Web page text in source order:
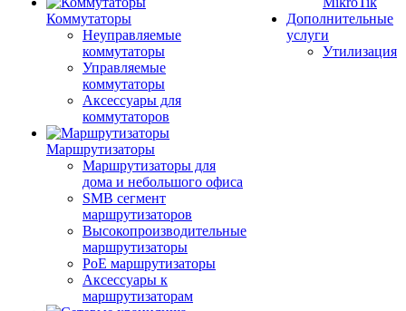
Коммутаторы
Неуправляемые
коммутаторы
Управляемые
коммутаторы
Аксессуары для
коммутаторов
Маршрутизаторы
Маршрутизаторы для
дома и небольшого офиса
SMB сегмент
маршрутизаторов
Высокопроизводительные
маршрутизаторы
PoE маршрутизаторы
Аксессуары к
маршрутизаторам
Дополнительные
услуги
Утилизация